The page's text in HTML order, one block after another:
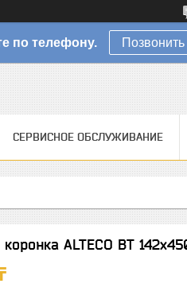
по телефону. Позвонить
СЕРВИСНОЕ ОБСЛУЖИВАНИЕ
ALTECO ВТ